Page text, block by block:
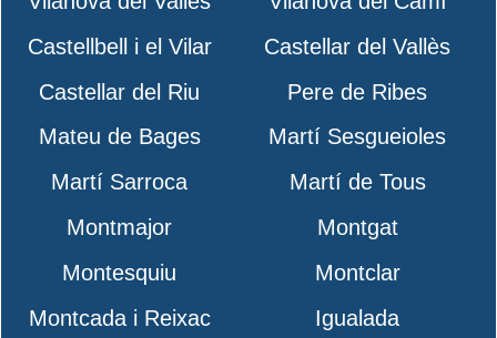
Castellbell i el Vilar
Castellar del Vallès
Castellar del Riu
Pere de Ribes
Mateu de Bages
Martí Sesgueioles
Martí Sarroca
Martí de Tous
Montmajor
Montgat
Montesquiu
Montclar
Montcada i Reixac
Igualada